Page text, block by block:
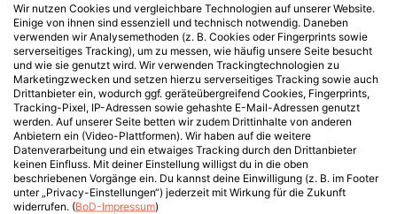
Wir nutzen Cookies und vergleichbare Technologien auf unserer Website.
Einige von ihnen sind essenziell und technisch notwendig. Daneben
verwenden wir Analysemethoden (z. B. Cookies oder Fingerprints sowie
serverseitiges Tracking), um zu messen, wie häufig unsere Seite besucht
und wie sie genutzt wird. Wir verwenden Trackingtechnologien zu
Marketingzwecken und setzen hierzu serverseitiges Tracking sowie auch
Drittanbieter ein, wodurch ggf. geräteübergreifend Cookies, Fingerprints,
Tracking-Pixel, IP-Adressen sowie gehashte E-Mail-Adressen genutzt
werden. Auf unserer Seite betten wir zudem Drittinhalte von anderen
Anbietern ein (Video-Plattformen). Wir haben auf die weitere
Datenverarbeitung und ein etwaiges Tracking durch den Drittanbieter
keinen Einfluss. Mit deiner Einstellung willigst du in die oben
beschriebenen Vorgänge ein. Du kannst deine Einwilligung (z. B. im Footer
unter „Privacy-Einstellungen“) jederzeit mit Wirkung für die Zukunft
widerrufen. (BoD-Impressum)